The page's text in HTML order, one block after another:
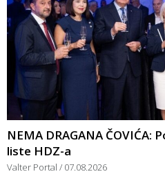
NEMA DRAGANA ČOVIĆA:
liste HDZ-a
Valter Portal 07.08.2026